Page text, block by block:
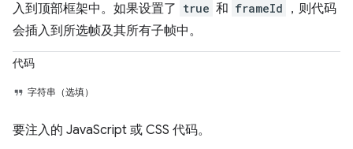
入到顶部框架中。如果设置了 true 和 frameId
，则代码
会插入到所选帧及其所有子帧中。
代码
字符串（选填）
要注入的 JavaScript 或 CSS 代码。